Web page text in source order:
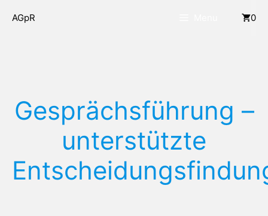
Inhalt
AGpR 0
Gesprächsführung –
unterstützte